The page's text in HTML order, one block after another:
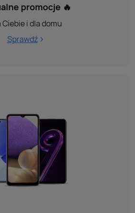
promocje 🔥
Ciebie i dla domu
Sprawdź